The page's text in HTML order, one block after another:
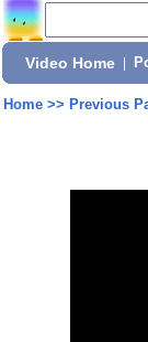
Video Home
Home>> Previous